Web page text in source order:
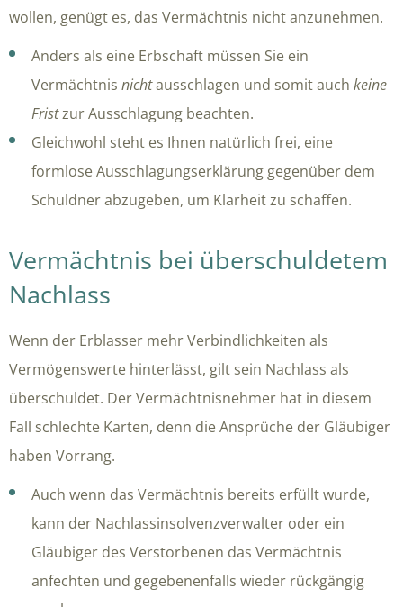
wollen, genügt es, das Vermächtnis nicht anzunehmen.
Anders als eine Erbschaft müssen Sie ein
Vermächtnis nichtausschlagen und somit auch keine
Fristzur Ausschlagung beachten.
Gleichwohl steht es Ihnen natürlich frei, eine
formlose Ausschlagungserklärung gegenüber dem
Schuldner abzugeben, um Klarheit zu schaffen.
Vermächtnis bei überschuldetem
Nachlass
Wenn der Erblasser mehr Verbindlichkeiten als
Vermögenswerte hinterlässt, gilt sein Nachlass als
überschuldet. Der Vermächtnisnehmer hat in diesem
Fall schlechte Karten, denn die Ansprüche der Gläubiger
haben Vorrang.
Auch wenn das Vermächtnis bereits erfüllt wurde,
kann der Nachlassinsolvenzverwalter oder ein
Gläubiger des Verstorbenen das Vermächtnis
anfechten und gegebenenfalls wieder rückgängig